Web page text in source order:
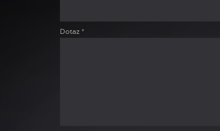
Dotaz *